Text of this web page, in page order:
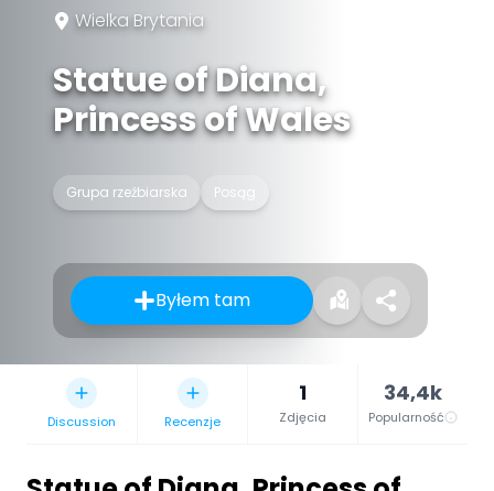
Wielka Brytania
Statue of Diana,
Princess of Wales
Grupa rzeźbiarska Posąg
Byłem tam
Discussion Recenzje
1
Zdjęcia
34,4k
Popularność